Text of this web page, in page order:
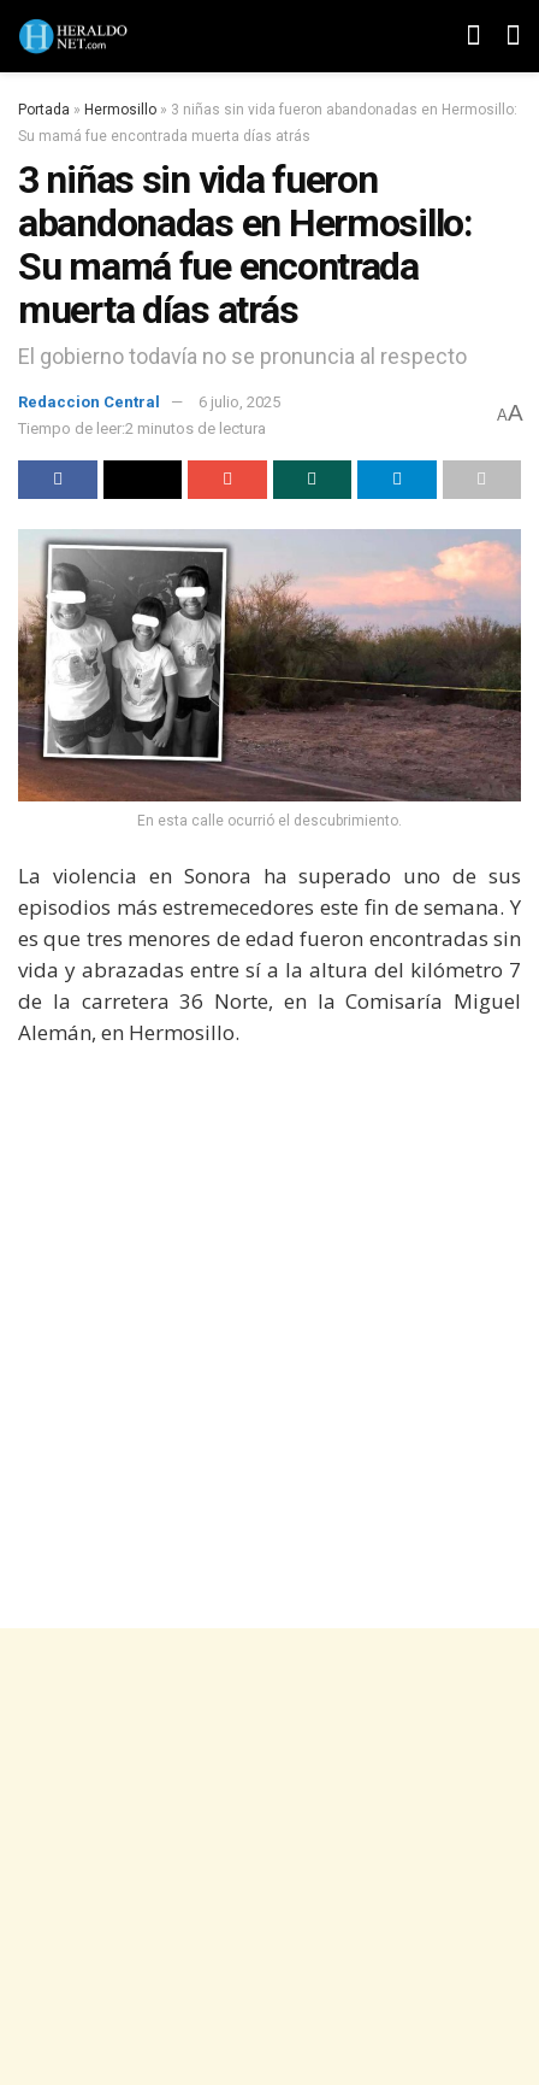
Portada » Hermosillo » 3 niñas sin vida fueron abandonadas en Hermosillo:
Su mamá fue encontrada muerta días atrás
3 niñas sin vida fueron
abandonadas en Hermosillo:
Su mamá fue encontrada
muerta días atrás
El gobierno todavía no se pronuncia al respecto
Redaccion Central
6 julio, 2025
Tiempo de leer:2 minutos de lectura
AA
En esta calle ocurrió el descubrimiento.
La violencia en Sonora ha superado uno de sus
episodios más estremecedores este fin de semana. Y
es que tres menores de edad fueron encontradas sin
vida y abrazadas entre sí a la altura del kilómetro 7
de la carretera 36 Norte, en la Comisaría Miguel
Alemán, en Hermosillo.